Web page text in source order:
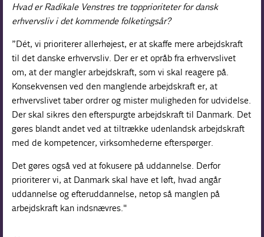
Hvad er Radikale Venstres tre topprioriteter for dansk
erhvervsliv i det kommende folketingsår?
”Dét, vi prioriterer allerhøjest, er at skaffe mere arbejdskraft
til det danske erhvervsliv. Der er et opråb fra erhvervslivet
om, at der mangler arbejdskraft, som vi skal reagere på.
Konsekvensen ved den manglende arbejdskraft er, at
erhvervslivet taber ordrer og mister muligheden for udvidelse.
Der skal sikres den efterspurgte arbejdskraft til Danmark. Det
gøres blandt andet ved at tiltrække udenlandsk arbejdskraft
med de kompetencer, virksomhederne efterspørger.
Det gøres også ved at fokusere på uddannelse. Derfor
prioriterer vi, at Danmark skal have et løft, hvad angår
uddannelse og efteruddannelse, netop så manglen på
arbejdskraft kan indsnævres."